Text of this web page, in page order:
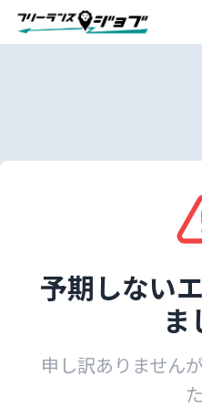
予期しない
ま
申し訳ありません